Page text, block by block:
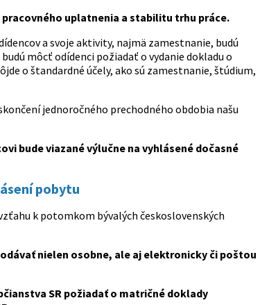
uplatnenia a stabilitu trhu práce.
a svoje aktivity, najmä zamestnanie, budú
môcť odídenci požiadať o vydanie dokladu o
o štandardné účely, ako sú zamestnanie, štúdium,
jednoročného prechodného obdobia našu
bude viazané výlučne na vyhlásené dočasné
pobytu
k potomkom bývalých československých
nielen osobne, ale aj elektronicky či poštou
SR požiadať o matričné doklady